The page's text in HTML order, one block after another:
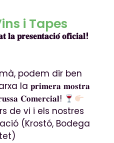
i Tapes
𝐩𝐫𝐞𝐬𝐞𝐧𝐭𝐚𝐜𝐢𝐨́ 𝐨𝐟𝐢𝐜𝐢𝐚𝐥!
podem dir ben
la 𝐩𝐫𝐢𝐦𝐞𝐫𝐚 𝐦𝐨𝐬𝐭𝐫𝐚
𝐂𝐨𝐦𝐞𝐫𝐜𝐢𝐚𝐥!
de vi i els nostres
(Krostó, Bodega